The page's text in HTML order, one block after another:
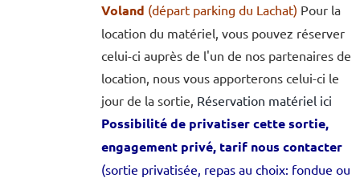
Voland (départ parking du Lachat) Pour la
location du matériel, vous pouvez réserver
celui-ci auprès de l'un de nos partenaires de
location, nous vous apporterons celui-ci le
jour de la sortie, Réservation matériel ici
Possibilité de privatiser cette sortie,
engagement privé, tarif nous contacter
(sortie privatisée, repas au choix: fondue ou